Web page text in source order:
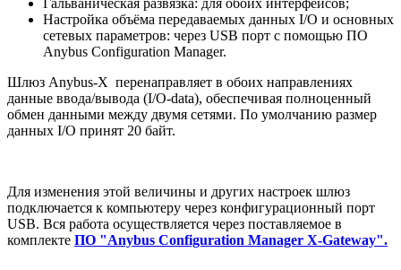
Настройка объёма передаваемых данных I/O и основных
сетевых параметров: через USB порт с помощью ПО
Anybus Configuration Manager.
Шлюз Anybus-X перенаправляет в обоих направлениях
данные ввода/вывода (I/O-data), обеспечивая полноценный
обмен данными между двумя сетями. По умолчанию размер
данных I/O принят 20 байт.
Для изменения этой величины и других настроек шлюз
подключается к компьютеру через конфигурационный порт
USB. Вся работа осуществляется через поставляемое в
комплекте ПО "Anybus Configuration Manager X-Gateway".